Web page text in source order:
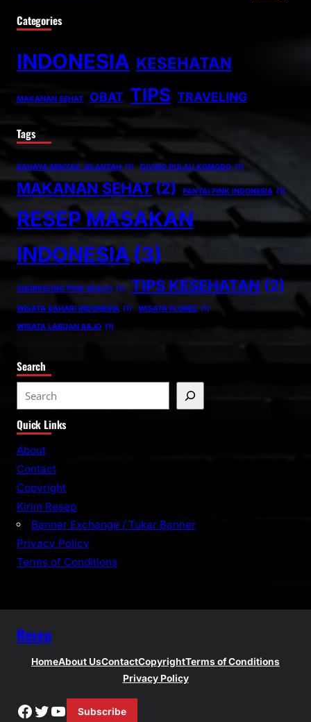
Categories
INDONESIA KESEHATAN
MAKANAN SEHAT OBAT TIPS TRAVELING
Tags
BAHAYA MINYAK JELANTAH (1) DIVING PULAU KOMODO (1)
MAKANAN SEHAT(2) PANTAI PINK INDONESIA (1)
RESEP MASAKAN
INDONESIA (3)
SNORKELING PINK BEACH (1) TIPS KESEHATAN (2)
WISATA BAHARI INDONESIA (1) WISATA FLORES (1)
WISATA LABUAN BAJO (1)
Search
e
a
r
c
Quick Links
About
Contact
Copyright
Kirim Resep
Banner Exchange / Tukar Banner
Privacy Policy
Terms of Conditions
Resep
HomeAbout UsContactCopyrightTerms of Conditions
Privacy Policy
Facebook
Twitter
YouTube
Subscribe